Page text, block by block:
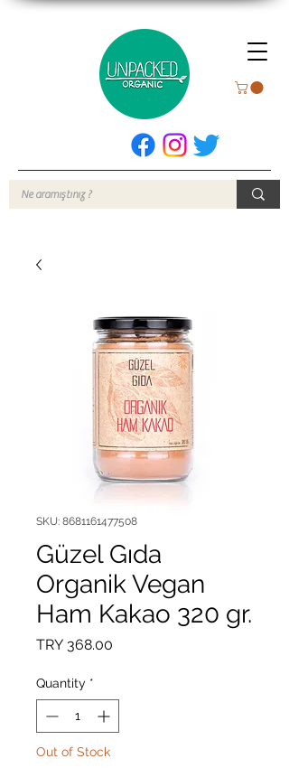
SKU: 8681161477508
Güzel Gıda
Organik Vegan
Ham Kakao 320 gr.
TRY 368.00
Quantity *
Out of Stock